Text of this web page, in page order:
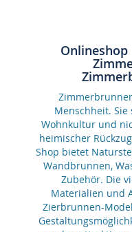
Menschheit.
Wohnkultur und
heimischer
Shop bietet
Wandbrunnen,
Zubehör. Die
Materialien und
Zierbrunnen-